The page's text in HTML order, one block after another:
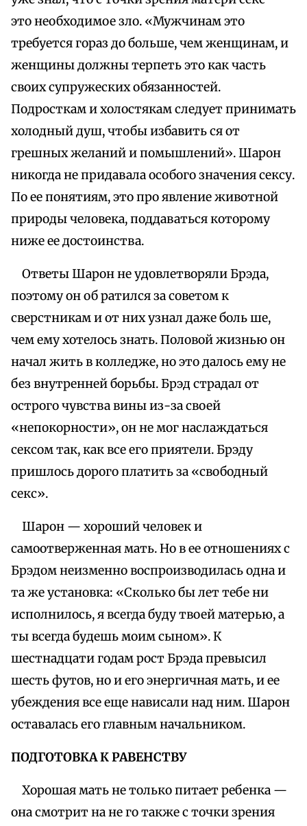
это необходимое зло. «Мужчинам это
требуется гораз до больше, чем женщинам, и
женщины должны терпеть это как часть
своих супружеских обязанностей.
Подросткам и холостякам следует принимать
холодный душ, чтобы избавить ся от
грешных желаний и помышлений». Шарон
никогда не придавала особого значения сексу.
По ее понятиям, это про явление животной
природы человека, поддаваться которому
ниже ее достоинства.
Ответы Шарон не удовлетворяли Брэда,
поэтому он об ратился за советом к
сверстникам и от них узнал даже боль ше,
чем ему хотелось знать. Половой жизнью он
начал жить в колледже, но это далось ему не
без внутренней борьбы. Брэд страдал от
острого чувства вины из-за своей
«непокорности», он не мог наслаждаться
сексом так, как все его приятели. Брэду
пришлось дорого платить за «свободный
секс».
Шарон — хороший человек и
самоотверженная мать. Но в ее отношениях с
Брэдом неизменно воспроизводилась одна и
та же установка: «Сколько бы лет тебе ни
исполнилось, я всегда буду твоей матерью, а
ты всегда будешь моим сыном». К
шестнадцати годам рост Брэда превысил
шесть футов, но и его энергичная мать, и ее
убеждения все еще нависали над ним. Шарон
оставалась его главным начальником.
ПОДГОТОВКА К РАВЕНСТВУ
Хорошая мать не только питает ребенка —
она смотрит на не го также с точки зрения